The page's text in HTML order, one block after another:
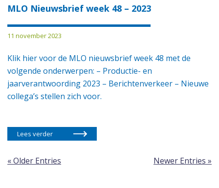
MLO Nieuwsbrief week 48 – 2023
11 november 2023
Klik hier voor de MLO nieuwsbrief week 48 met de
volgende onderwerpen: – Productie- en
jaarverantwoording 2023 – Berichtenverkeer – Nieuwe
collega’s stellen zich voor.
Lees verder
« Older Entries Newer Entries »